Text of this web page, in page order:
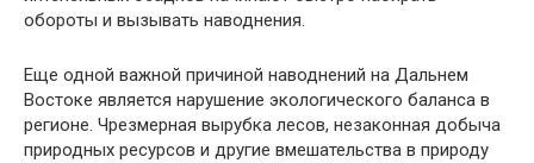
обороты и вызывать наводнения.
Еще одной важной причиной наводнений на Дальнем
Востоке является нарушение экологического баланса в
регионе. Чрезмерная вырубка лесов, незаконная добыча
природных ресурсов и другие вмешательства в природу